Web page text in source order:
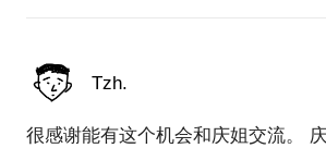
Tzh.
很感谢能有这个机会和庆姐交流。